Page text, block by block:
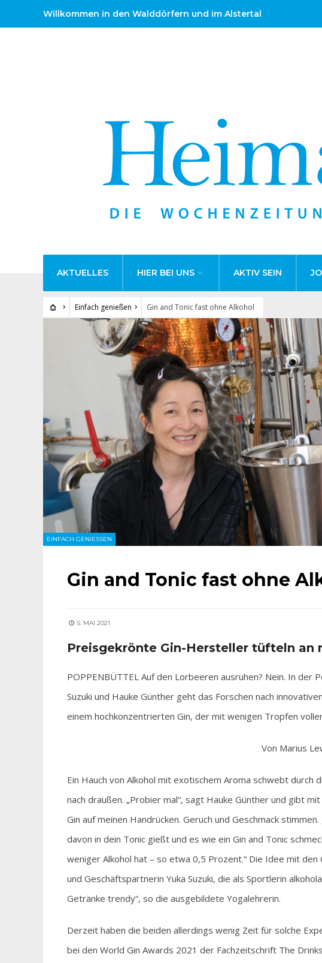
Willkommen in den Walddörfern und im Alstertal
AKTUELLES HIER BEI UNS AKTIV SEIN
Einfach genießen Gin and Tonic fast ohne Alkohol
EINFACH GENIESSEN
Gin and Tonic fast ohne
5. MAI 2021
Preisgekrönte Gin-Hersteller tüfteln an
POPPENBÜTTEL Auf den Lorbeeren ausruhen? Nein. In
Suzuki und Hauke Günther geht das Forschen nach
einem hochkonzentrierten Gin, der mit wenigen Tropfen
Von Marius
Ein Hauch von Alkohol mit exotischem Aroma schwebt
nach draußen. „Probier mal“, sagt Hauke Günther und gibt
Gin auf meinen Handrücken. Geruch und Geschmack
davon in dein Tonic gießt und es wie ein Gin and Tonic
weniger Alkohol hat – so etwa 0,5 Prozent.“ Die Idee mit
und Geschäftspartnerin Yuka Suzuki, die als Sportlerin
Getränke trendy“, so die ausgebildete Yogalehrerin.
Derzeit haben die beiden allerdings wenig Zeit für solche
bei den World Gin Awards 2021 der Fachzeitschrift The